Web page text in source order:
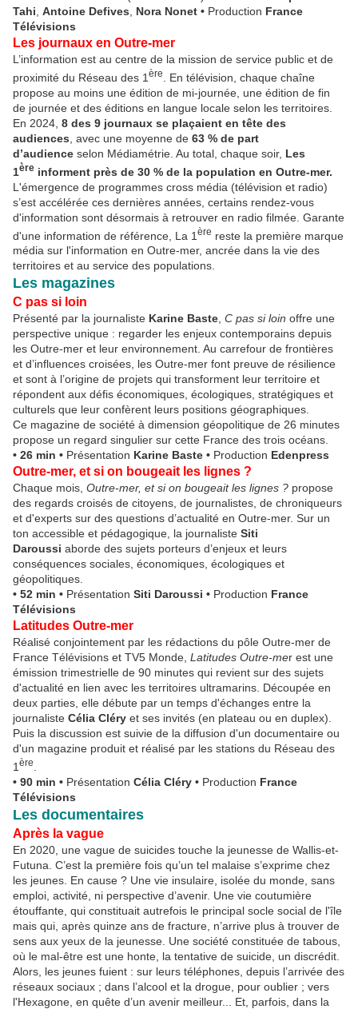
Tahi Antoine Defives Nora Nonet • Production France
Télévisions
Les journaux en Outre-mer
L’information est au centre de la mission de service public et de
proximité du Réseau des 1 ère
. En télévision, chaque chaîne
propose au moins une édition de mi-journée, une édition de fin
de journée et des éditions en langue locale selon les territoires.
En 2024, 8 des 9 journaux se plaçaient en tête des
audiences , avec une moyenne de 63 % de part
d’audience selon Médiamétrie. Au total, chaque soir, Les
1ère informent près de 30 % de la population en Outre-mer.
L'émergence de programmes cross média (télévision et radio)
s’est accélérée ces dernières années, certains rendez-vous
d'information sont désormais à retrouver en radio filmée. Garante
d'une information de référence, La 1 ère reste la première marque
média sur l'information en Outre-mer, ancrée dans la vie des
territoires et au service des populations.
Les magazines
C pas si loin
Présenté par la journaliste Karine Baste C pas si loin offre une
perspective unique : regarder les enjeux contemporains depuis
les Outre-mer et leur environnement. Au carrefour de frontières
et d’influences croisées, les Outre-mer font preuve de résilience
et sont à l’origine de projets qui transforment leur territoire et
répondent aux défis économiques, écologiques, stratégiques et
culturels que leur confèrent leurs positions géographiques.
Ce magazine de société à dimension géopolitique de 26 minutes
propose un regard singulier sur cette France des trois océans.
• 26 min • Présentation Karine Baste • Production Edenpress
Outre-mer, et si on bougeait les lignes ?
Chaque mois, Outre-mer, et si on bougeait les lignes ? propose
des regards croisés de citoyens, de journalistes, de chroniqueurs
et d'experts sur des questions d’actualité en Outre-mer. Sur un
ton accessible et pédagogique, la journaliste Siti
Daroussi aborde des sujets porteurs d’enjeux et leurs
conséquences sociales, économiques, écologiques et
géopolitiques.
• 52 min • Présentation Siti Daroussi • Production France
Télévisions
Latitudes Outre-mer
Réalisé conjointement par les rédactions du pôle Outre-mer de
France Télévisions et TV5 Monde, Latitudes Outre-mer est une
émission trimestrielle de 90 minutes qui revient sur des sujets
d'actualité en lien avec les territoires ultramarins. Découpée en
deux parties, elle débute par un temps d'échanges entre la
journaliste Célia Cléry et ses invités (en plateau ou en duplex).
Puis la discussion est suivie de la diffusion d'un documentaire ou
d'un magazine produit et réalisé par les stations du Réseau des
1 ère
• 90 min • Présentation Célia Cléry • Production France
Télévisions
Les documentaires
Après la vague
En 2020, une vague de suicides touche la jeunesse de Wallis-et-
Futuna. C’est la première fois qu’un tel malaise s’exprime chez
les jeunes. En cause ? Une vie insulaire, isolée du monde, sans
emploi, activité, ni perspective d’avenir. Une vie coutumière
étouffante, qui constituait autrefois le principal socle social de l'île
mais qui, après quinze ans de fracture, n’arrive plus à trouver de
sens aux yeux de la jeunesse. Une société constituée de tabous,
où le mal-être est une honte, la tentative de suicide, un discrédit.
Alors, les jeunes fuient : sur leurs téléphones, depuis l’arrivée des
réseaux sociaux ; dans l’alcool et la drogue, pour oublier ; vers
l'Hexagone, en quête d’un avenir meilleur... Et, parfois, dans la